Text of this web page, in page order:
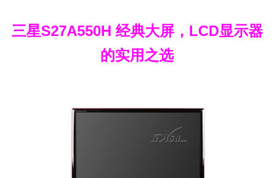
三星S27A550H 经典大屏，LCD显示器
的实用之选